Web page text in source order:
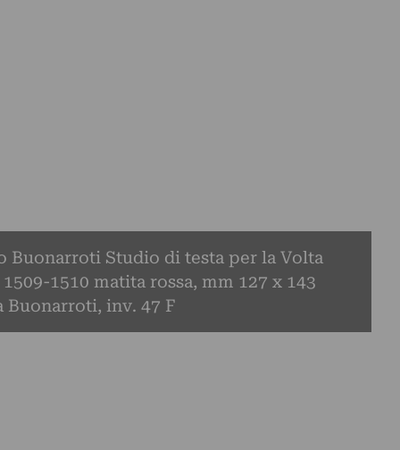
Buonarroti Studio di testa per la Volta
1510 matita rossa, mm 127 x 143
Buonarroti, inv. 47 F